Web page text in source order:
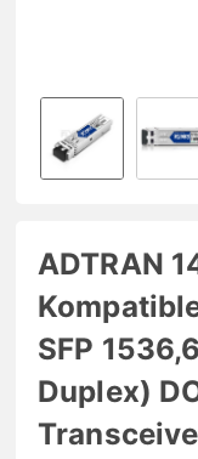
ADTRAN
SFP
Duplex)